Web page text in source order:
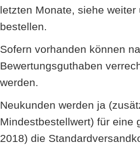
letzten Monate, siehe weiter
bestellen.
Sofern vorhanden können
Bewertungsguthaben
werden.
Neukunden werden ja
Mindestbestellwert) für eine
2018) die